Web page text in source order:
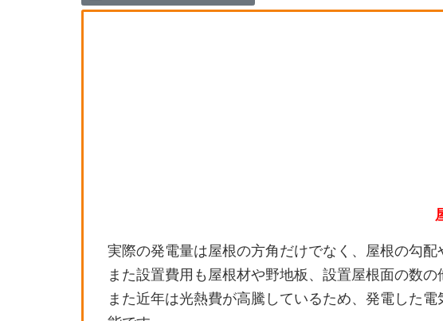
実際の発電量は屋根の方角だけでなく、屋根の勾配
また設置費用も屋根材や野地板、設置屋根面の数
また近年は光熱費が高騰しているため、発電した